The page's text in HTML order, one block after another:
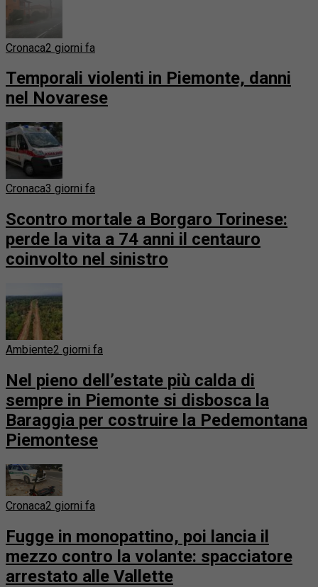
Cronaca2 giorni fa
Temporali violenti in Piemonte, danni
nel Novarese
Cronaca3 giorni fa
Scontro mortale a Borgaro Torinese:
perde la vita a 74 anni il centauro
coinvolto nel sinistro
Ambiente2 giorni fa
Nel pieno dell’estate più calda di
sempre in Piemonte si disbosca la
Baraggia per costruire la Pedemontana
Piemontese
Cronaca2 giorni fa
Fugge in monopattino, poi lancia il
mezzo contro la volante: spacciatore
arrestato alle Vallette